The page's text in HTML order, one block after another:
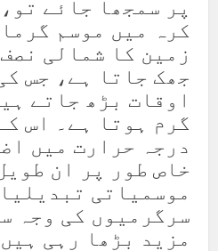
پر سمجھا جائے
کرہ میں موسم
زمین کا شمالی
جھک جاتا ہے، جس
اوقات بڑھ جاتے
گرم ہوتا ہے۔ اس
درجہ حرارت میں
خاص طور پر ان
موسمیاتی
سرگرمیوں کی وجہ
مزید بڑھا رہی